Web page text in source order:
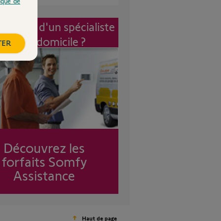
d'un spécialiste
à mon domicile ?
Découvrez les
forfaits Somfy
Assistance
Haut de page